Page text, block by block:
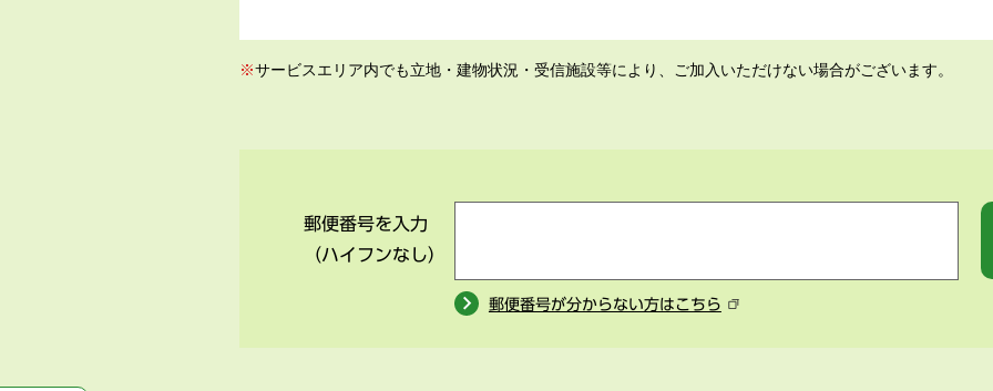
※サービスエリア内でも立地・建物状況・受信施設等により、ご加入いただけない場合がございます。
郵便番号を入力
（ハイフンなし）
郵便番号が分からない方はこちら